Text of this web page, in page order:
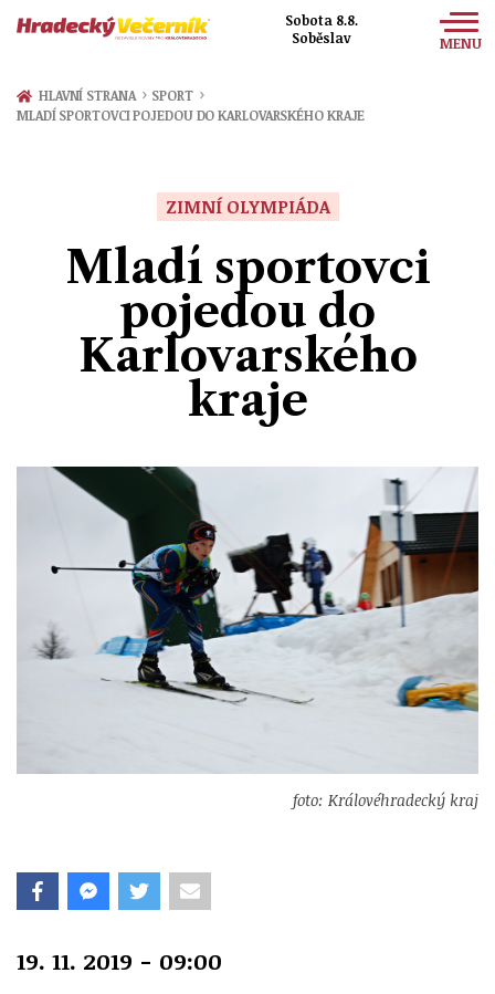
Sobota 8.8.
Soběslav
MENU
Zprávy
HLAVNÍ STRANA › SPORT ›
MLADÍ SPORTOVCI POJEDOU DO KARLOVARSKÉHO KRAJE
ZIMNÍ OLYMPIÁDA
Mladí sportovci
pojedou do
Karlovarského
kraje
foto: Královéhradecký kraj
19. 11. 2019 - 09:00